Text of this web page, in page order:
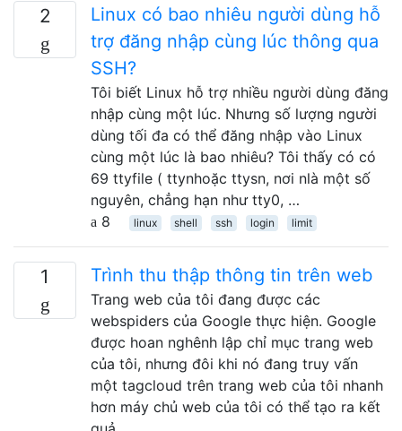
2
Linux có bao nhiêu người dùng hỗ
trợ đăng nhập cùng lúc thông qua
SSH?
Tôi biết Linux hỗ trợ nhiều người dùng đăng
nhập cùng một lúc. Nhưng số lượng người
dùng tối đa có thể đăng nhập vào Linux
cùng một lúc là bao nhiêu? Tôi thấy có có
69 ttyfile ( ttynhoặc ttysn, nơi nlà một số
nguyên, chẳng hạn như tty0, …
8
linux shell ssh login limit
1 Trình thu thập thông tin trên web
Trang web của tôi đang được các
webspiders của Google thực hiện. Google
được hoan nghênh lập chỉ mục trang web
của tôi, nhưng đôi khi nó đang truy vấn
một tagcloud trên trang web của tôi nhanh
hơn máy chủ web của tôi có thể tạo ra kết